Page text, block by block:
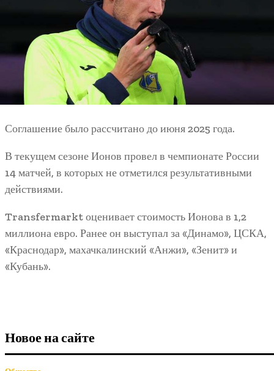
Соглашение было рассчитано до июня 2025 года.
В текущем сезоне Ионов провел в чемпионате России
14 матчей, в которых не отметился результативными
действиями.
Transfermarkt оценивает стоимость Ионова в 1,2
миллиона евро. Ранее он выступал за «Динамо», ЦСКА,
«Краснодар», махачкалинский «Анжи», «Зенит» и
«Кубань».
Новое на сайте